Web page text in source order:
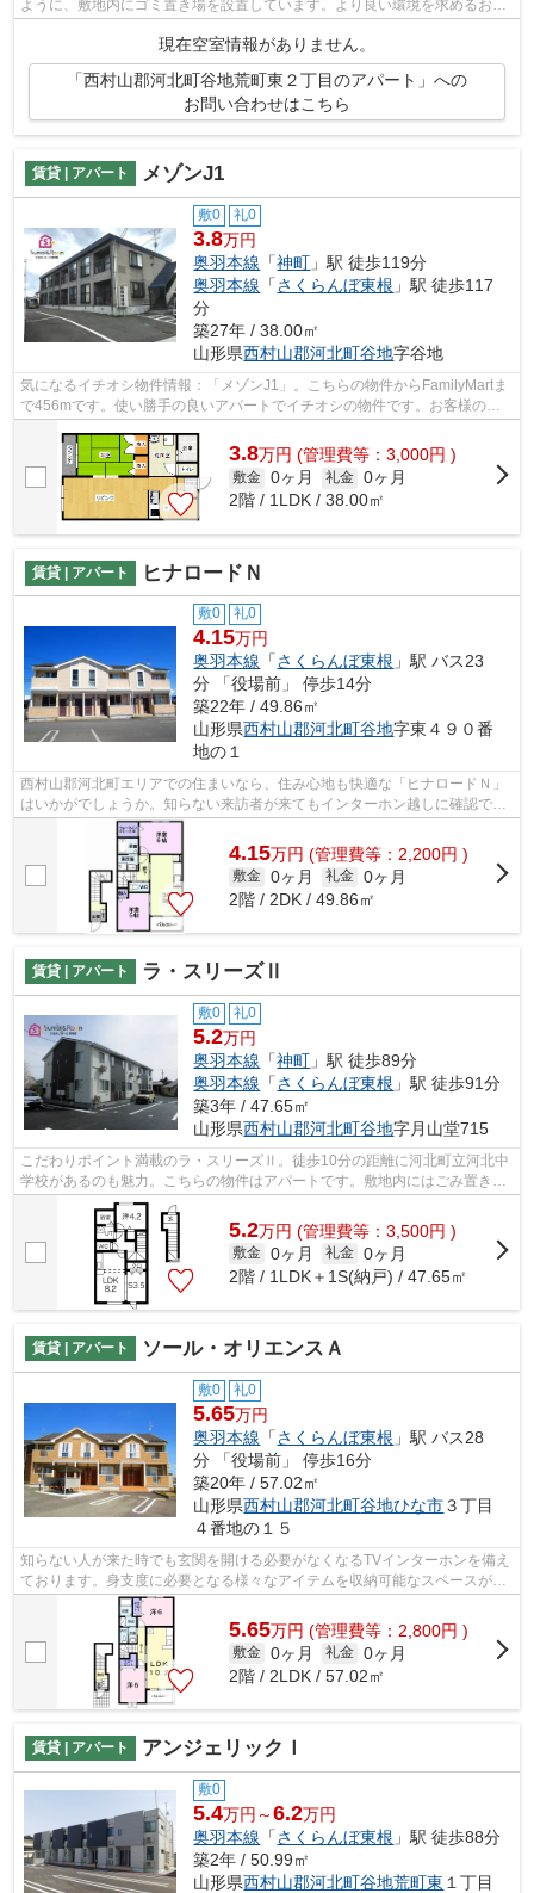
ように、敷地内にゴミ置き場を設置しています。より良い環境を求めるお客
現在空室情報がありません。
「西村山郡河北町谷地荒町東２丁目のアパート」への
お問い合わせはこちら
賃貸 | アパート メゾンJ1
敷0 礼0
3.8万円
奥羽本線 「神町 」駅 徒歩119分
奥羽本線 「さくらんぼ東根 」駅 徒歩117
分
築27年 / 38.00㎡
山形県西村山郡河北町谷地字谷地
気になるイチオシ物件情報：「メゾンJ1」。こちらの物件からFamilyMartま
で456mです。使い勝手の良いアパートでイチオシの物件です。お客様の希
望する条件に合った物件が奥羽本線神町...
3.8万円 (管理費等：3,000円 )
敷金 0ヶ月 礼金 0ヶ月
2階 / 1LDK / 38.00㎡
賃貸 | アパート ヒナロードＮ
敷0 礼0
4.15万円
奥羽本線 「さくらんぼ東根 」駅 バス23
分 「役場前」 停歩14分
築22年 / 49.86㎡
山形県西村山郡河北町谷地字東４９０番
地の１
西村山郡河北町エリアでの住まいなら、住み心地も快適な「ヒナロードＮ」
はいかがでしょうか。知らない来訪者が来てもインターホン越しに確認でき
るので防犯対策につながります。住ま...
4.15万円 (管理費等：2,200円 )
敷金 0ヶ月 礼金 0ヶ月
2階 / 2DK / 49.86㎡
賃貸 | アパート ラ・スリーズⅡ
敷0 礼0
5.2万円
奥羽本線 「神町 」駅 徒歩89分
奥羽本線 「さくらんぼ東根 」駅 徒歩91分
築3年 / 47.65㎡
山形県西村山郡河北町谷地字月山堂715
こだわりポイント満載のラ・スリーズⅡ。徒歩10分の距離に河北町立河北中
学校があるのも魅力。こちらの物件はアパートです。敷地内にはごみ置き場
も設置されています。住まいるーむ情報...
5.2万円 (管理費等：3,500円 )
敷金 0ヶ月 礼金 0ヶ月
2階 / 1LDK＋1S(納戸) / 47.65㎡
賃貸 | アパート ソール・オリエンスＡ
敷0 礼0
5.65万円
奥羽本線 「さくらんぼ東根 」駅 バス28
分 「役場前」 停歩16分
築20年 / 57.02㎡
山形県西村山郡河北町谷地ひな市３丁目
４番地の１５
知らない人が来た時でも玄関を開ける必要がなくなるTVインターホンを備え
ております。身支度に必要となる様々なアイテムを収納可能なスペースがあ
る独立洗面台を備えております。大量...
5.65万円 (管理費等：2,800円 )
敷金 0ヶ月 礼金 0ヶ月
2階 / 2LDK / 57.02㎡
賃貸 | アパート アンジェリックＩ
敷0
5.4万円～6.2万円
奥羽本線 「さくらんぼ東根 」駅 徒歩88分
築2年 / 50.99㎡
山形県西村山郡河北町谷地荒町東 １丁目